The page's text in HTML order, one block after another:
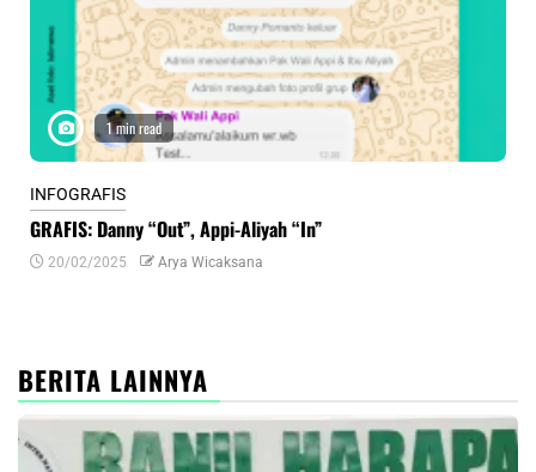
1 min read
INFOGRAFIS
GRAFIS: Danny “Out”, Appi-Aliyah “In”
20/02/2025 Arya Wicaksana
BERITA LAINNYA